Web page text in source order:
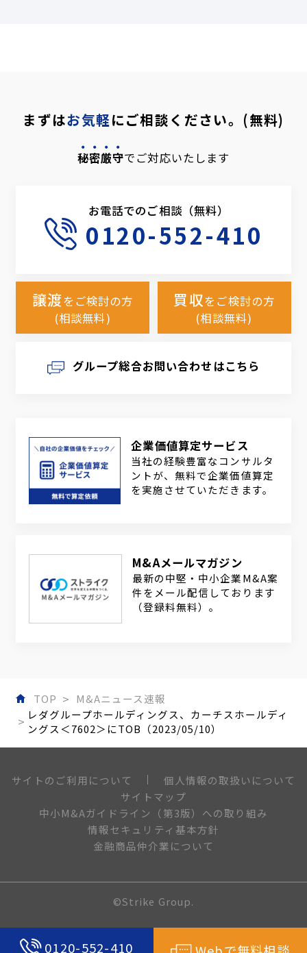
0120-552-410
まずはお気軽にご相談ください。(無料)
秘密厳守でご対応いたします
お電話でのご相談（無料）
0120-552-410
譲渡をご検討の方
(相談無料)
買収をご検討の方
(相談無料)
グループ総合お問い合わせはこちら
企業価値算定サービス
当社の経験豊富なコンサルタ
ントが、無料で企業価値算定
を実施させていただきます。
M&Aメールマガジン
最新の中堅・中小企業M&A案
件をメール配信しております
（登録料無料）。
TOP
M&Aニュース速報
レダグループホールディングス、カーチスホールディ
ングス＜7602＞にTOB（2023/05/10）
サイトのご利用について
個人情報の取扱いについて
サイトマップ
中小M&Aガイドライン（第3版）への取り組み
情報セキュリティ基本方針
金融商品仲介業について
©Strike Group.